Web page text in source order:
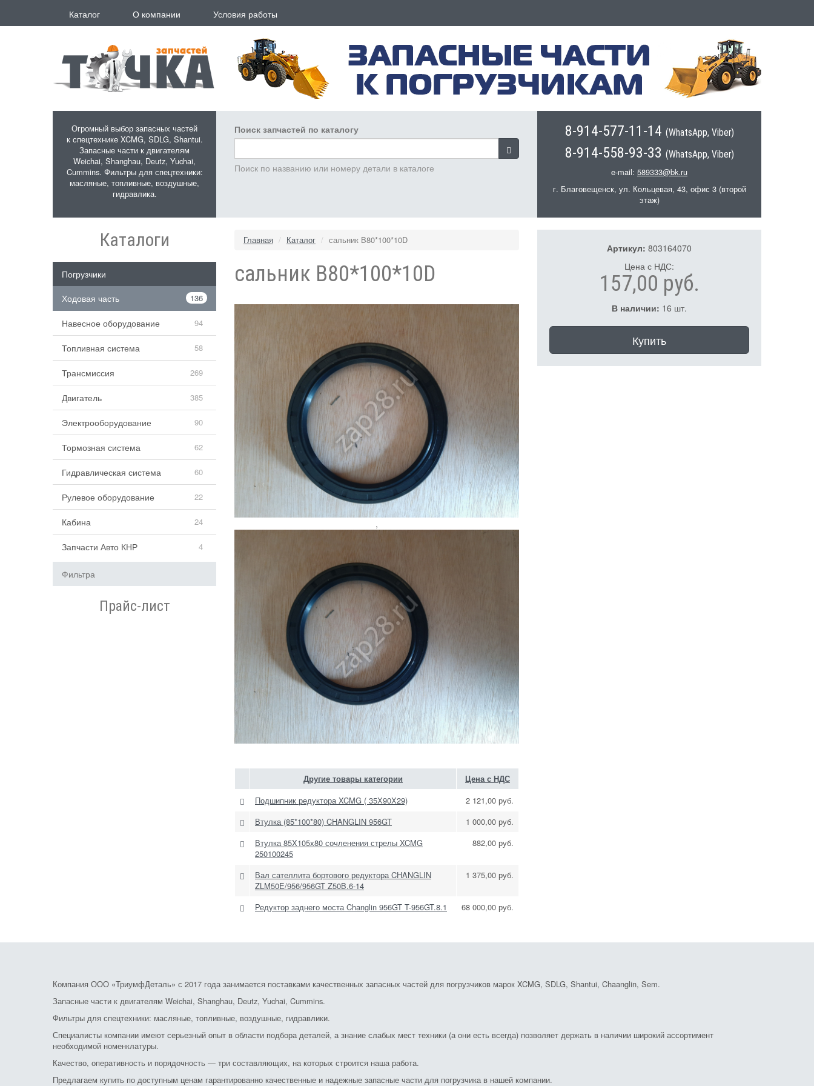
Каталог О компании Условия работы
Огромный выбор запасных частей
к спецтехнике XCMG, SDLG, Shantui.
Запасные части к двигателям
Weichai, Shanghau, Deutz, Yuchai,
Cummins. Фильтры для спецтехники:
масляные, топливные, воздушные,
гидравлика.
Поиск запчастей по каталогу
Поиск по названию или номеру детали в каталоге
8-914-577-11-14 (WhatsApp, Viber)
8-914-558-93-33 (WhatsApp, Viber)
e-mail: 589333@bk.ru
г. Благовещенск, ул. Кольцевая, 43, офис 3 (второй
этаж)
Главная Каталог сальник B80*100*10D
сальник B80*100*10D
,
Другие товары категории Цена с НДС
Подшипник редуктора XCMG ( 35Х90Х29)
2 121,00 руб.
Втулка (85*100*80) CHANGLIN 956GT
1 000,00 руб.
Втулка 85X105х80 сочленения стрелы XCMG
250100245
882,00 руб.
Вал сателлита бортового редуктора CHANGLIN
ZLM50E/956/956GT Z50B.6-14
1 375,00 руб.
Редуктор заднего моста Changlin 956GT T-956GT.8.1 68 000,00 руб.
Артикул: 803164070
Цена с НДС:
157,00 руб.
В наличии: 16 шт.
Купить
Каталоги
Погрузчики
Ходовая часть
136
Навесное оборудование 94
Топливная система 58
Трансмиссия 269
Двигатель 385
Электрооборудование 90
Тормозная система 62
Гидравлическая система 60
Рулевое оборудование 22
Кабина 24
Запчасти Авто КНР 4
Фильтра
Прайс-лист
Компания ООО «ТриумфДеталь» с 2017 года занимается поставками качественных запасных частей для погрузчиков марок XCMG, SDLG, Shantui, Chaanglin, Sem.
Запасные части к двигателям Weichai, Shanghau, Deutz, Yuchai, Cummins.
Фильтры для спецтехники: масляные, топливные, воздушные, гидравлики.
Специалисты компании имеют серьезный опыт в области подбора деталей, а знание слабых мест техники (а они есть всегда) позволяет держать в наличии широкий ассортимент
необходимой номенклатуры.
Качество, оперативность и порядочность — три составляющих, на которых строится наша работа.
Предлагаем купить по доступным ценам гарантированно качественные и надежные запасные части для погрузчика в нашей компании.